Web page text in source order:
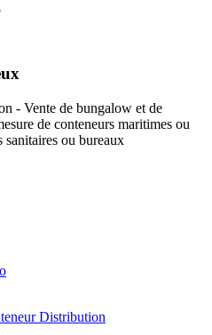
- Vente de bungalow et de
de conteneurs maritimes ou
sanitaires ou bureaux
Distribution